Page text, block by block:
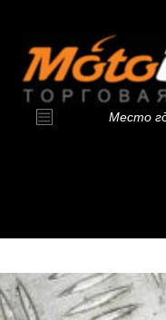
Место